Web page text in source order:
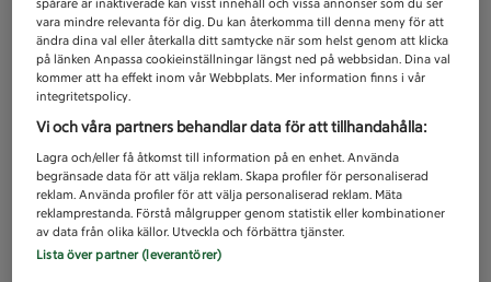
spårare är inaktiverade kan visst innehåll och vissa annonser som du ser
vara mindre relevanta för dig. Du kan återkomma till denna meny för att
ändra dina val eller återkalla ditt samtycke när som helst genom att klicka
på länken Anpassa cookieinställningar längst ned på webbsidan. Dina val
kommer att ha effekt inom vår Webbplats. Mer information finns i vår
integritetspolicy.
Vi och våra partners behandlar data för att tillhandahålla:
Lagra och/eller få åtkomst till information på en enhet. Använda
begränsade data för att välja reklam. Skapa profiler för personaliserad
reklam. Använda profiler för att välja personaliserad reklam. Mäta
reklamprestanda. Förstå målgrupper genom statistik eller kombinationer
av data från olika källor. Utveckla och förbättra tjänster.
Lista över partner (leverantörer)